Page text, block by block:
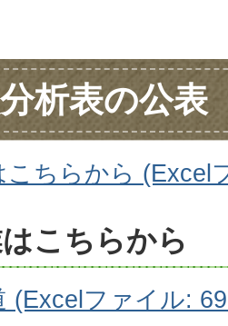
析表の公表
こちらから (Excel
こちらから
(Excelファイル: